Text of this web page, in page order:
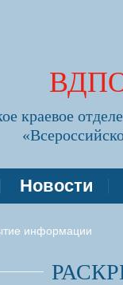
ВДПО
краевое
Новости
информации